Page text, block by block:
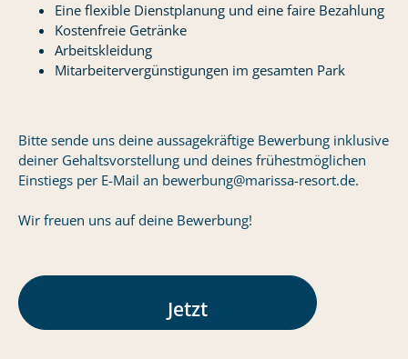
Eine flexible Dienstplanung und eine faire Bezahlung
Kostenfreie Getränke
Arbeitskleidung
Mitarbeitervergünstigungen im gesamten Park
Bitte sende uns deine aussagekräftige Bewerbung inklusive
deiner Gehaltsvorstellung und deines frühestmöglichen
Einstiegs per E-Mail an bewerbung@marissa-resort.de.
Wir freuen uns auf deine Bewerbung!
Jetzt